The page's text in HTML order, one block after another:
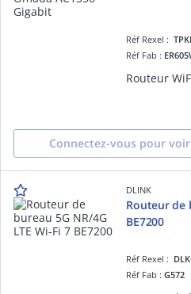
Réf Rexel :
Réf Fab :
Connectez-vous pour
DLINK
Routeur de
BE7200
Réf Rexel :
Réf Fab :G572